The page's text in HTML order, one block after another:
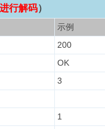
行解码）
示例
200
OK
3
1